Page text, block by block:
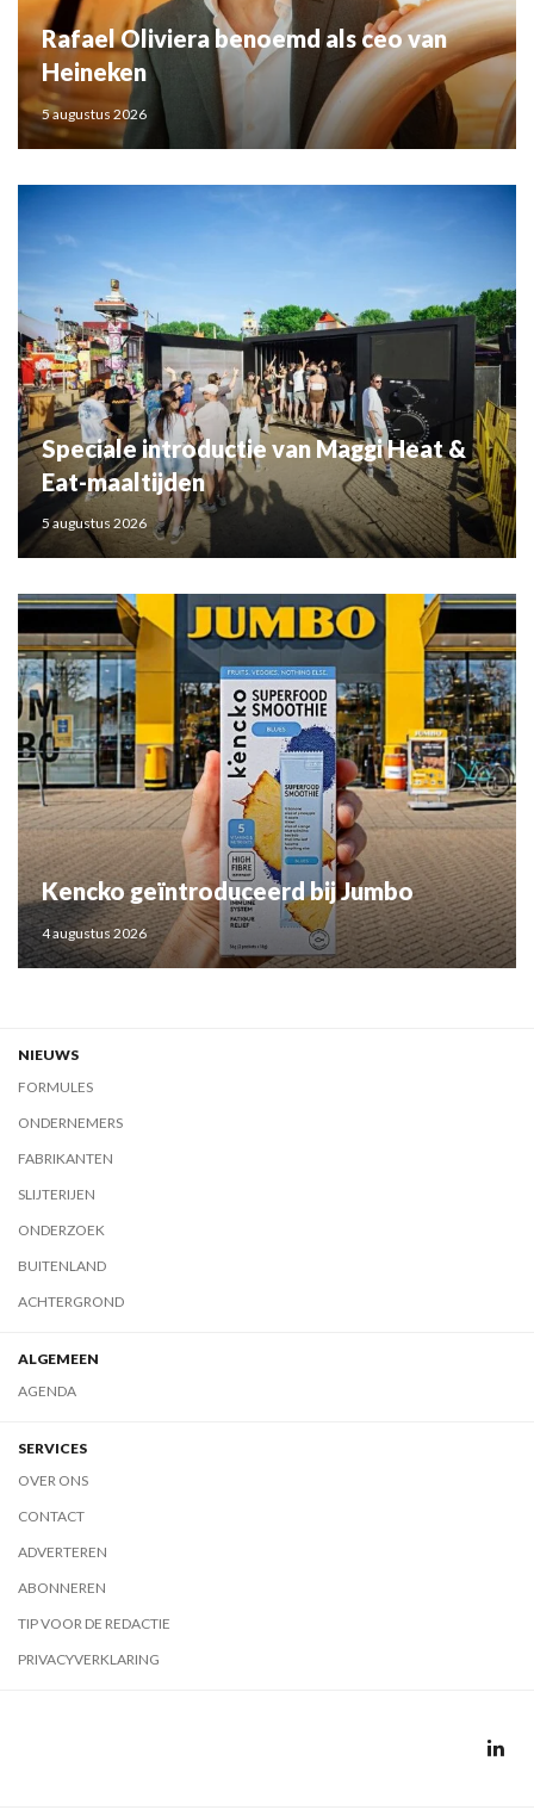
Rafael Oliviera benoemd als ceo van
Heineken
5 augustus 2026
Speciale introductie van Maggi Heat &
Eat-maaltijden
5 augustus 2026
Kencko geïntroduceerd bij Jumbo
4 augustus 2026
NIEUWS
FORMULES
ONDERNEMERS
FABRIKANTEN
SLIJTERIJEN
ONDERZOEK
BUITENLAND
ACHTERGROND
ALGEMEEN
AGENDA
SERVICES
OVER ONS
CONTACT
ADVERTEREN
ABONNEREN
TIP VOOR DE REDACTIE
PRIVACYVERKLARING